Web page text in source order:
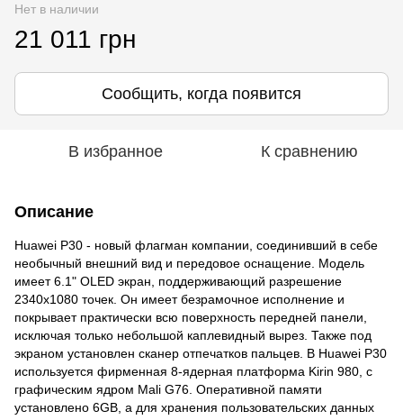
Нет в наличии
21 011 грн
Сообщить, когда появится
В избранное К сравнению
Описание
Huawei P30 - новый флагман компании, соединивший в себе
необычный внешний вид и передовое оснащение. Модель
имеет 6.1" OLED экран, поддерживающий разрешение
2340х1080 точек. Он имеет безрамочное исполнение и
покрывает практически всю поверхность передней панели,
исключая только небольшой каплевидный вырез. Также под
экраном установлен сканер отпечатков пальцев. В Huawei P30
используется фирменная 8-ядерная платформа Kirin 980, с
графическим ядром Mali G76. Оперативной памяти
установлено 6GB, а для хранения пользовательских данных